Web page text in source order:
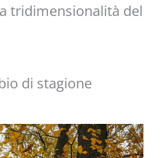
tridimensionalità del
di stagione